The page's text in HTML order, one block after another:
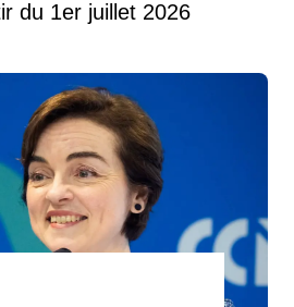
du 1er juillet 2026